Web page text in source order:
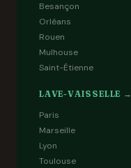
Besançon
Orléans
Rouen
Mulhouse
Saint-Étienne
LAVE-VAISSELLE →
Paris
Marseille
Lyon
Toulouse